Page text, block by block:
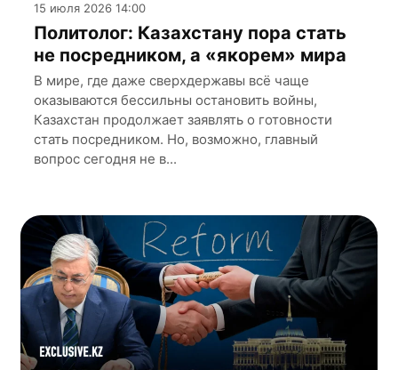
15 июля 2026 14:00
Политолог: Казахстану пора стать
не посредником, а «якорем» мира
В мире, где даже сверхдержавы всё чаще
оказываются бессильны остановить войны,
Казахстан продолжает заявлять о готовности
стать посредником. Но, возможно, главный
вопрос сегодня не в...